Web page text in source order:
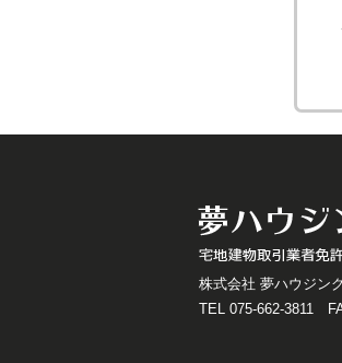
株式会社 夢ハウジン
TEL 075-662-3811